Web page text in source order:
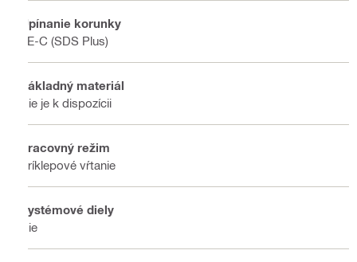
Upínanie korunky
TE-C (SDS Plus)
Základný materiál
Nie je k dispozícii
Pracovný režim
Príklepové vŕtanie
Systémové diely
Nie